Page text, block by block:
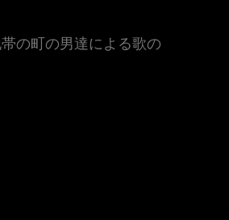
の町の男達による歌の